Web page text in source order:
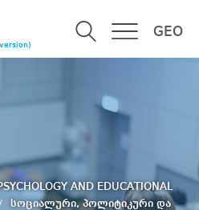
GEO
AND EDUCATIONAL
სოციალური, პოლიტიკური და